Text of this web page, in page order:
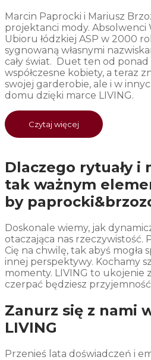
Marcin Paprocki i Mariusz
projektanci mody. Absolwenci
Ubioru łódzkiej ASP w 2000
sygnowaną własnymi
cały świat. Duet ten od
współczesne kobiety, a teraz
swojej garderobie, ale i w
domu dzięki marce LIVING.
Czytaj więcej
Dlaczego rytuały i
tak ważnym
by
Doskonale wiemy, jak
otaczająca nas rzeczywistość.
Cię na chwilę, tak abyś mogła
innej perspektywy. Kochamy
momenty. LIVING to ukojenie
czerpać będziesz
Zanurz się z nami
LIVING
Przenieś lata doświadczeń i